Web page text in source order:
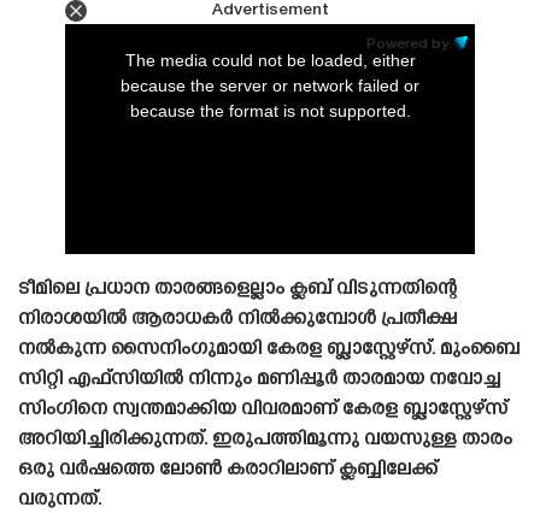
Advertisement
Powered by:
The media could not be loaded, either
because the server or network failed or
because the format is not supported.
ടീമിലെ പ്രധാന താരങ്ങളെല്ലാം ക്ലബ് വിടുന്നതിന്റെ
നിരാശയിൽ ആരാധകർ നിൽക്കുമ്പോൾ പ്രതീക്ഷ
നൽകുന്ന സൈനിംഗുമായി കേരള ബ്ലാസ്റ്റേഴ്‌സ്. മുംബൈ
സിറ്റി എഫ്‌സിയിൽ നിന്നും മണിപ്പൂർ താരമായ നവോച്ച
സിംഗിനെ സ്വന്തമാക്കിയ വിവരമാണ് കേരള ബ്ലാസ്റ്റേഴ്‌സ്
അറിയിച്ചിരിക്കുന്നത്. ഇരുപത്തിമൂന്നു വയസുള്ള താരം
ഒരു വർഷത്തെ ലോൺ കരാറിലാണ് ക്ലബ്ബിലേക്ക്
വരുന്നത്.